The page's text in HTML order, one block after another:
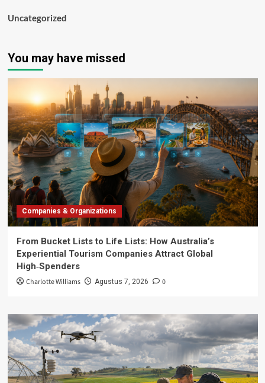
Uncategorized
You may have missed
Companies & Organizations
From Bucket Lists to Life Lists: How Australia’s
Experiential Tourism Companies Attract Global
High‑Spenders
Charlotte Williams Agustus 7, 2026 0